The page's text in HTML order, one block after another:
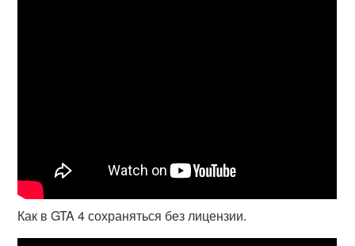
Как в GTA 4 сохраняться без лицензии.